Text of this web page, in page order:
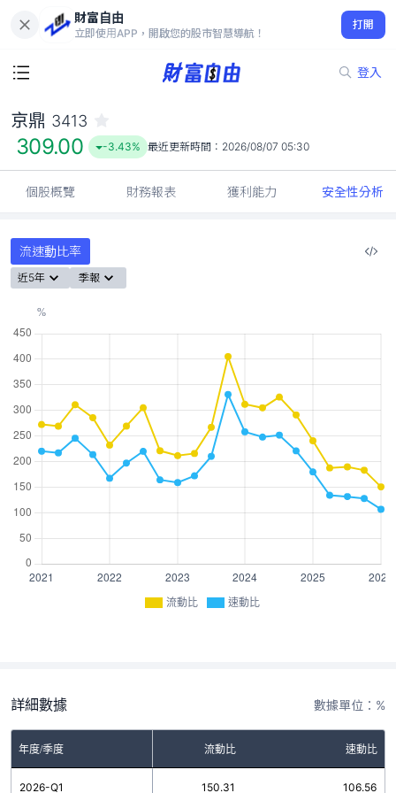
財富自由
立即使用APP，開啟您的股市智慧導航！
打開
登入
309.00
-3.43%
京鼎 3413
309.00 -3.43% 最近更新時間： 2026/08/07 05:30
個股概覽 財務報表 獲利能力 安全性分析
流速動比率
近5年 季報
流動比 速動比
詳細數據 數據單位：%
年度/季度 流動比 速動比
2026-Q1 150.31 106.56